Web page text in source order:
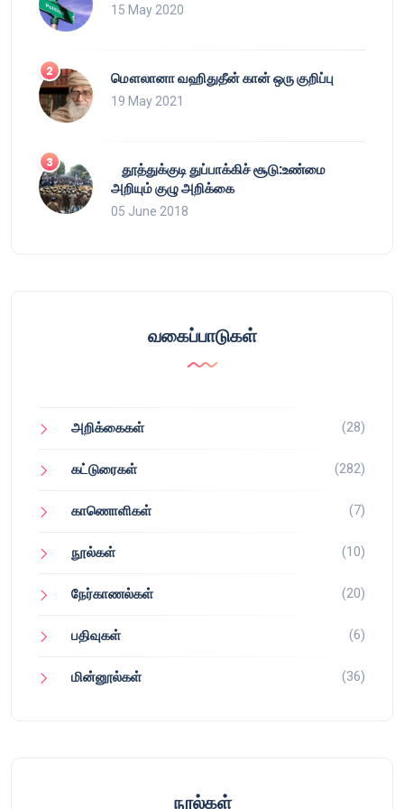
15 May 2020
மௌலானா வஹிதுதீன் கான் ஒரு குறிப்பு
19 May 2021
தூத்துக்குடி துப்பாக்கிச் சூடு:உண்மை
அறியும் குழு அறிக்கை
05 June 2018
வகைப்பாடுகள்
அறிக்கைகள் (28)
கட்டுரைகள் (282)
காணொளிகள் (7)
நூல்கள் (10)
நேர்காணல்கள் (20)
பதிவுகள் (6)
மின்னூல்கள் (36)
நூல்கள்